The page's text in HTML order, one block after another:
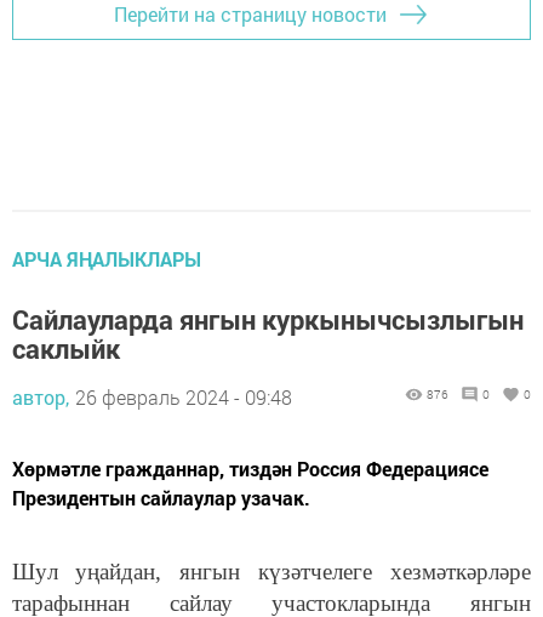
Перейти на страницу новости
АРЧА ЯҢАЛЫКЛАРЫ
Сайлауларда янгын куркынычсызлыгын
саклыйк
автор, 26 февраль 2024 - 09:48 876 0 0
Хөрмәтле гражданнар, тиздән Россия Федерациясе
Президентын сайлаулар узачак.
Шул уңайдан, янгын күзәтчелеге хезмәткәрләре
тарафыннан сайлауучастокларында янгын